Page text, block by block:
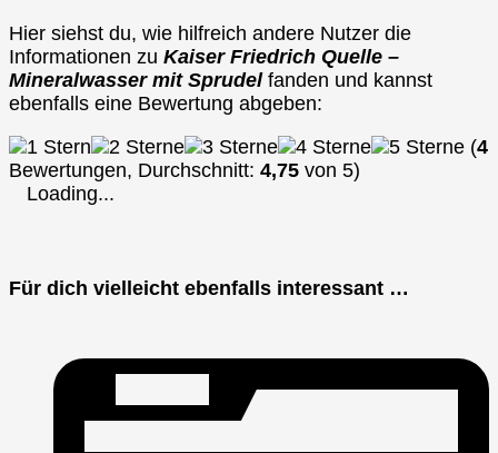
Hier siehst du, wie hilfreich andere Nutzer die
Informationen zu Kaiser Friedrich Quelle –
Mineralwasser mit Sprudelfanden und kannst
ebenfalls eine Bewertung abgeben:
(4
Bewertungen, Durchschnitt: 4,75 von 5)
Loading...
Für dich vielleicht ebenfalls interessant …